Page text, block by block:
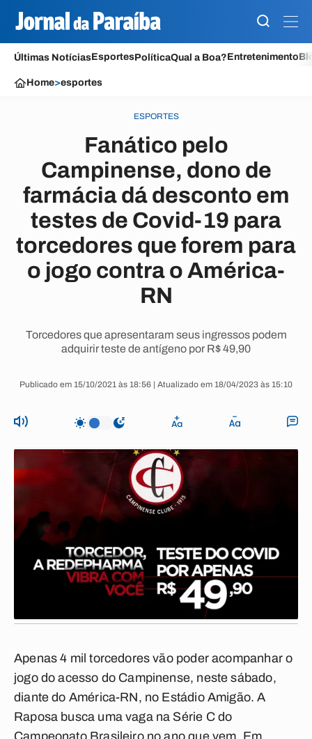
Últimas NotíciasEsportesPolíticaQual a Boa?Entretenimento
Home>esportes
ESPORTES
Fanático pelo
Campinense, dono de
farmácia dá desconto em
testes de Covid-19 para
torcedores que forem para
o jogo contra o América-
RN
Torcedores que apresentaram seus ingressos podem
adquirir teste de antígeno por R$ 49,90
Publicado em 15/10/2021 às 18:56 | Atualizado em 18/04/2023 às 15:10
Apenas 4 mil torcedores vão poder acompanhar o
jogo do acesso do Campinense, neste sábado,
diante do América-RN, no Estádio Amigão. A
Raposa busca uma vaga na Série C do
Campeonato Brasileiro no ano que vem. Em